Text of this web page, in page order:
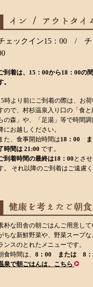
ェックイン15：00 / チ
到着は、15：00から18：00の
。
時より前にご到着の際は、お
ので、村杉温泉入り口の「食
の森」や、「足湯」等で時間
にお越しください。
た、食事開始時間は18：00 ま
時間は 21:00 です。
到着時間の最終は18：00 とさ
。 それ以降のご到着はご遠慮
朴な田舎の朝ごはんご用意し
ちな新鮮野菜や、野菜スープ
ンスのとれたメニューです。
食時間は、 8：00 または 8：
泉で朝ごはんは、こちら